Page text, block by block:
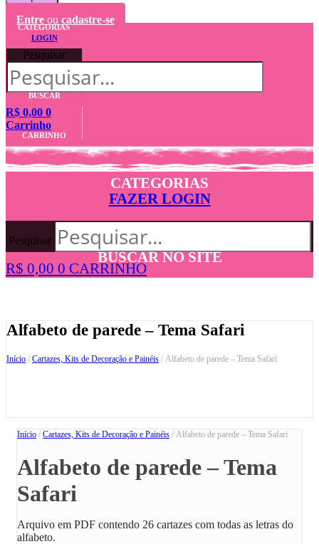
Entre ou cadastre-se
CATEGORIAS
LOGIN
Pesquisar
BUSCAR
R$ 0,00 0
Carrinho
CARRINHO
CATEGORIAS
FAZER LOGIN
Pesquisar
BUSCAR NO SITE
R$ 0,00 0 CARRINHO
Alfabeto de parede – Tema Safari
Início / Cartazes, Kits de Decoração e Painéis / Alfabeto de parede – Tema Safari
Início / Cartazes, Kits de Decoração e Painéis / Alfabeto de parede – Tema Safari
Alfabeto de parede – Tema
Safari
Arquivo em PDF contendo 26 cartazes com todas as letras do
alfabeto.